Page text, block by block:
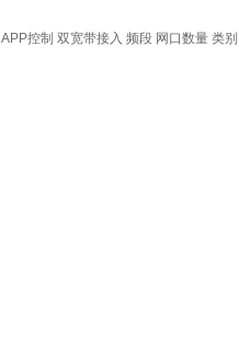
APP控制 双宽带接入 频段 网口数量 类别